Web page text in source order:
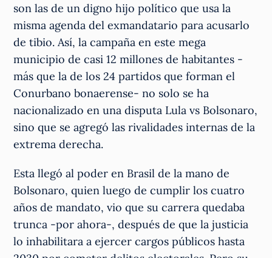
son las de un digno hijo político que usa la
misma agenda del exmandatario para acusarlo
de tibio. Así, la campaña en este mega
municipio de casi 12 millones de habitantes -
más que la de los 24 partidos que forman el
Conurbano bonaerense- no solo se ha
nacionalizado en una disputa Lula vs Bolsonaro,
sino que se agregó las rivalidades internas de la
extrema derecha.
Esta llegó al poder en Brasil de la mano de
Bolsonaro, quien luego de cumplir los cuatro
años de mandato, vio que su carrera quedaba
trunca -por ahora-, después de que la justicia
lo inhabilitara a ejercer cargos públicos hasta